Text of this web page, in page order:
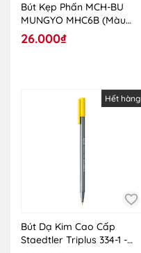
Bút Kẹp Phấn MCH-BU
MUNGYO MHC6B (Màu
Xanh)
26.000₫
Hết hàng
Bút Dạ Kim Cao Cấp
Staedtler Triplus 334-1 -